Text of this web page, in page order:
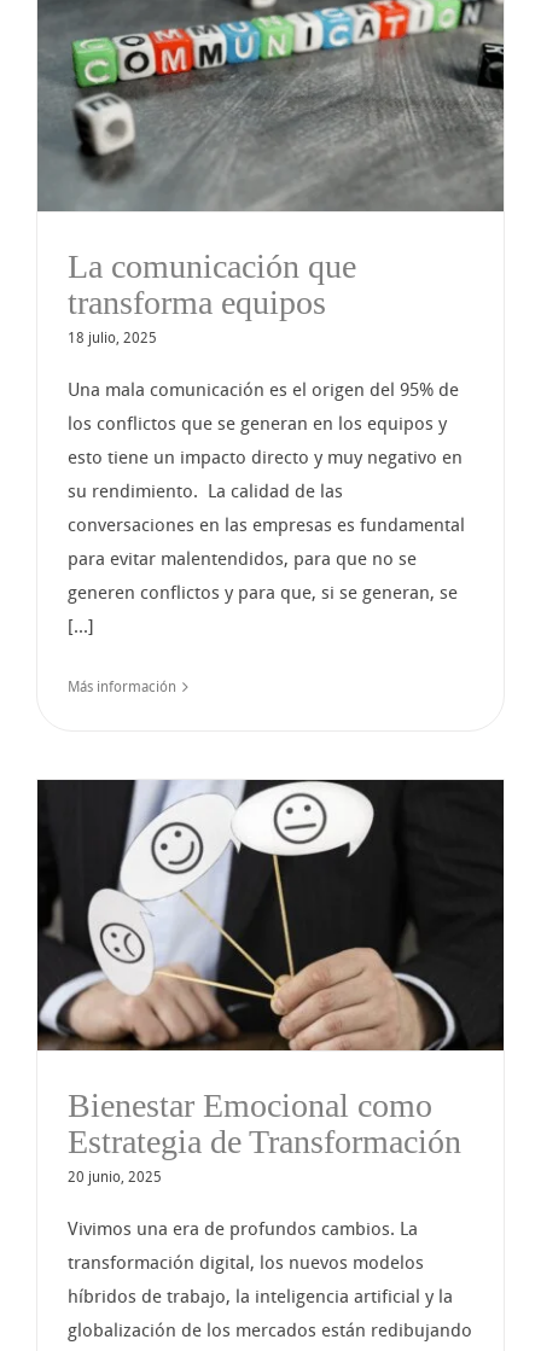
La comunicación que
transforma equipos
18 julio, 2025
Una mala comunicación es el origen del 95% de
los conflictos que se generan en los equipos y
esto tiene un impacto directo y muy negativo en
su rendimiento. La calidad de las
conversaciones en las empresas es fundamental
para evitar malentendidos, para que no se
generen conflictos y para que, si se generan, se
[...]
Más información
Bienestar Emocional como
Estrategia de Transformación
20 junio, 2025
Vivimos una era de profundos cambios. La
transformación digital, los nuevos modelos
híbridos de trabajo, la inteligencia artificial y la
globalización de los mercados están redibujando